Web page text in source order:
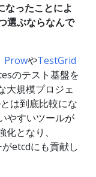
なったことによ
選ぶならなんで
ProwやTestGrid
のテスト基盤を
大規模プロジェ
は到底比較にな
やすいツールが
となり、
etcdにも貢献し